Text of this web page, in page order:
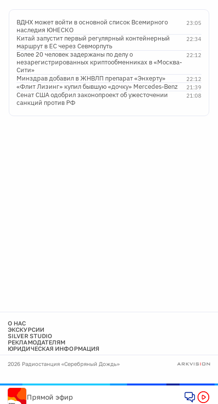
23:05
ВДНХ может войти в основной список Всемирного
наследия ЮНЕСКО
22:34
Китай запустит первый регулярный контейнерный
маршрут в ЕС через Севморпуть
22:12
Более 20 человек задержаны по делу о
незарегистрированных криптообменниках в «Москва-
Сити»
22:12
Минздрав добавил в ЖНВЛП препарат «Энхерту»
21:39
«Флит Лизинг» купил бывшую «дочку» Mercedes-Benz
21:08
Сенат США одобрил законопроект об ужесточении
санкций против РФ
О НАС
ЭКСКУРСИИ
SILVER STUDIO
РЕКЛАМОДАТЕЛЯМ
ЮРИДИЧЕСКАЯ ИНФОРМАЦИЯ
2026 Радиостанция «Серебряный Дождь»
Прямой эфир